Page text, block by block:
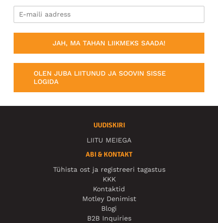
JAH, MA TAHAN LIIKMEKS SAADA!
OLEN JUBA LIITUNUD JA SOOVIN SISSE
LOGIDA
UUDISKIRI
LIITU MEIEGA
ABI & KONTAKT
Tühista ost ja registreeri tagastus
KKK
Kontaktid
Motley Denimist
Blogi
B2B Inquiries